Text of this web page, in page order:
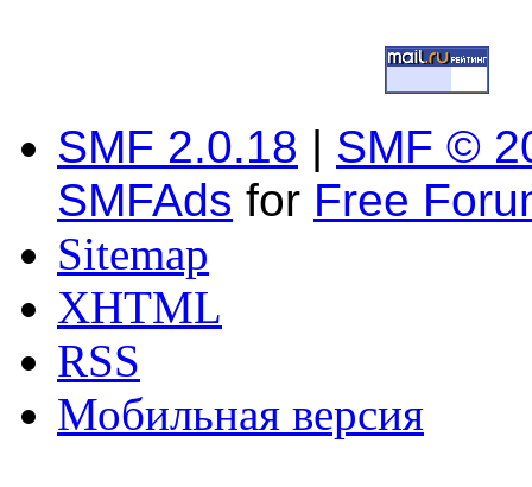
SMF 2.0.18 | SMF ©
SMFAds for Free
Sitemap
XHTML
RSS
Мобильная версия